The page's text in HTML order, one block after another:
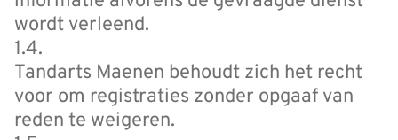
wordt verleend.
1.4.
Tandarts Maenen behoudt zich het recht
voor om registraties zonder opgaaf van
reden te weigeren.